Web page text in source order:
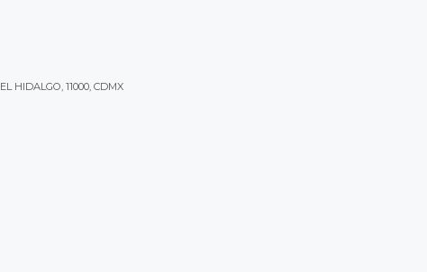
HIDALGO, 11000, CDMX